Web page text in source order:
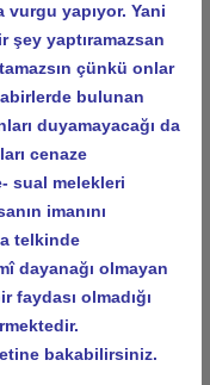
yapıyor. Yani
şey yaptıramazsan
çünkü onlar
bulunan
duyamayacağı da
cenaze
sual melekleri
imanını
telkinde
dayanağı olmayan
olmadığı
bakabilirsiniz.